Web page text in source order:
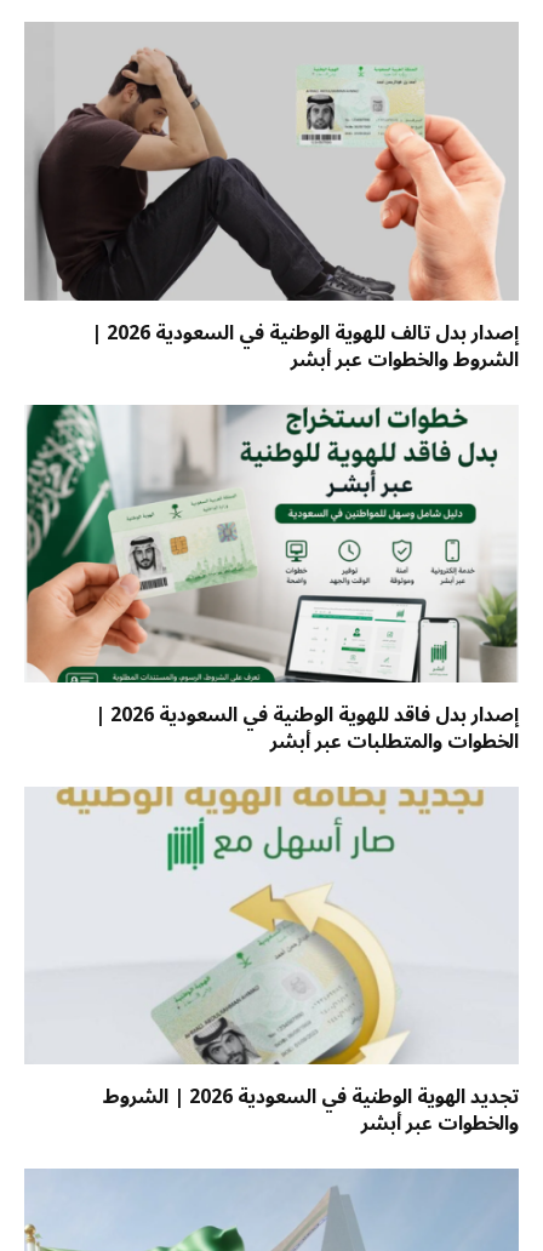
إصدار بدل تالف للهوية الوطنية في السعودية 2026 |
الشروط والخطوات عبر أبشر
إصدار بدل فاقد للهوية الوطنية في السعودية 2026 |
الخطوات والمتطلبات عبر أبشر
تجديد الهوية الوطنية في السعودية 2026 | الشروط
والخطوات عبر أبشر